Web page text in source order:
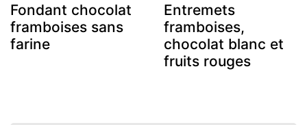
Fondant chocolat
framboises sans
farine
Entremets
framboises,
chocolat blanc et
fruits rouges